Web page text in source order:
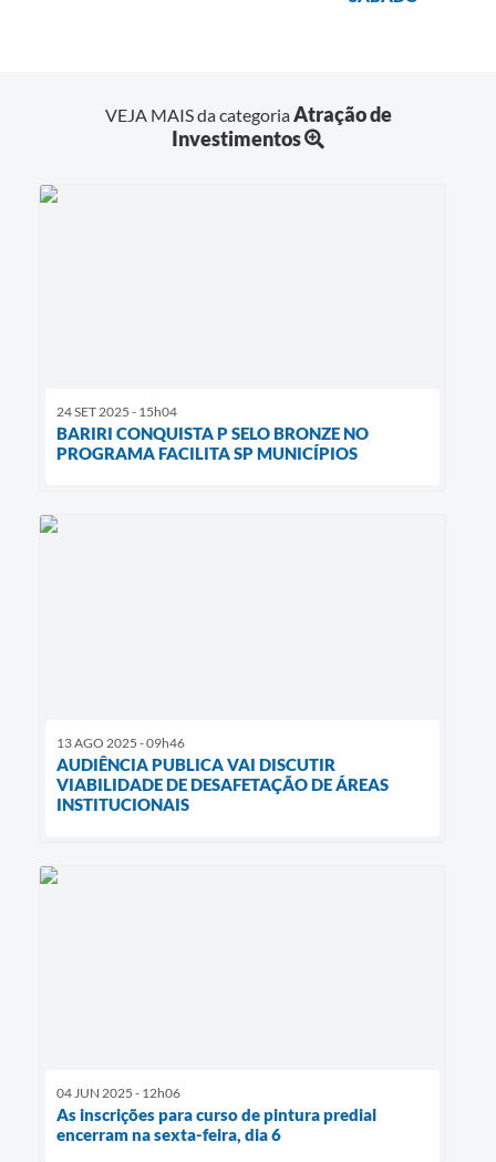
VEJA MAIS da categoriaAtração de
Investimentos
24 SET 2025 - 15h04
BARIRI CONQUISTA P SELO BRONZE NO
PROGRAMA FACILITA SP MUNICÍPIOS
13 AGO 2025 - 09h46
AUDIÊNCIA PUBLICA VAI DISCUTIR
VIABILIDADE DE DESAFETAÇÃO DE ÁREAS
INSTITUCIONAIS
04 JUN 2025 - 12h06
As inscrições para curso de pintura predial
encerram na sexta-feira, dia 6